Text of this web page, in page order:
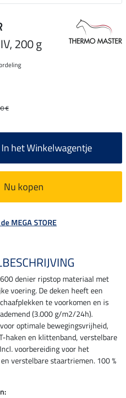
200 g
€
In het Winkelwagentje
Nu kopen
MEGA STORE
denier ripstop materiaal met
voering. De deken heeft een
te voorkomen en is
(3.000 g/m2/24h).
optimale bewegingsvrijheid,
haken en klittenband, verstelbare
voorbereiding voor het
verstelbare staartriemen. 100 %